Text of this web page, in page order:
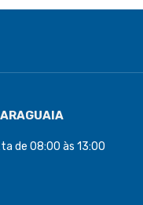
de 08:00 às 13:00